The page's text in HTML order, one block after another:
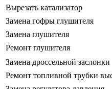
Вырезать катализатор
Замена гофры глушителя
Замена глушителя
Ремонт глушителя
Замена дроссельной заслонки
Ремонт топливной трубки